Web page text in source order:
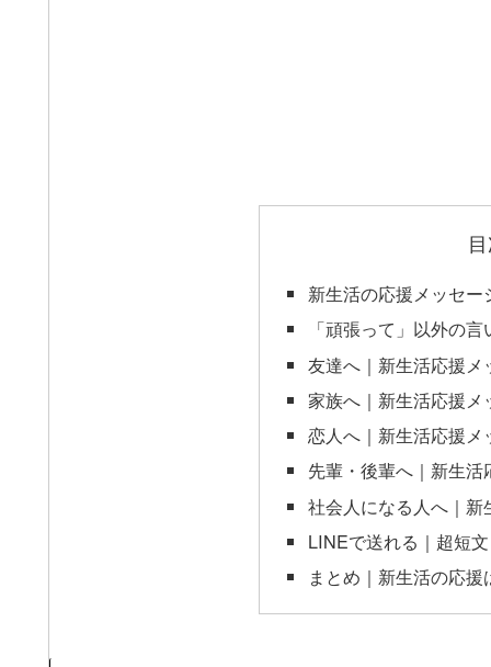
新生活の応援メッセ
「頑張って」以外の
友達へ｜新生活応援
家族へ｜新生活応援
恋人へ｜新生活応援
先輩・後輩へ｜新生
社会人になる人へ｜
LINEで送れる｜超短
まとめ｜新生活の応